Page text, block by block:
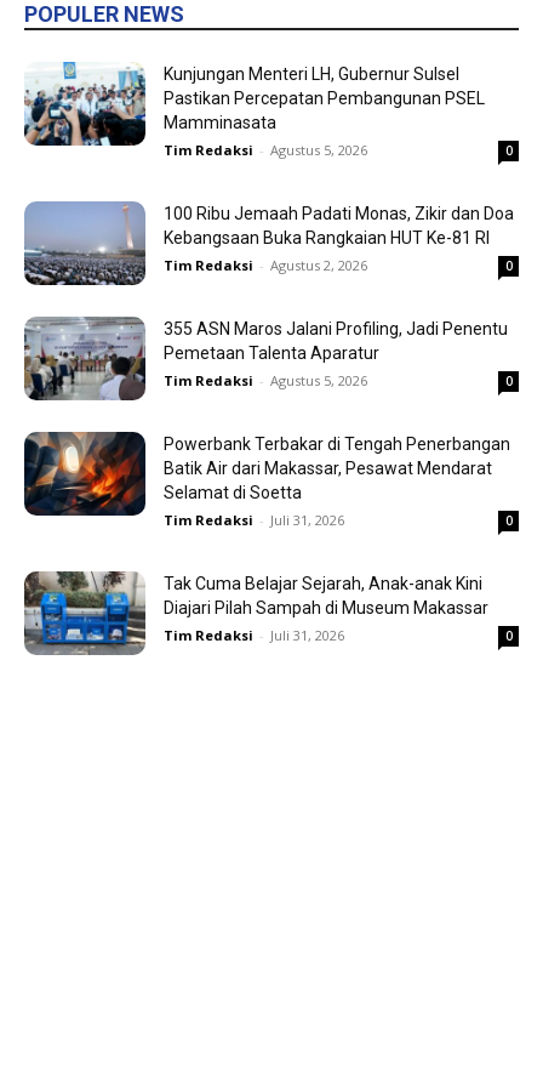
POPULER NEWS
Kunjungan Menteri LH, Gubernur Sulsel
Pastikan Percepatan Pembangunan PSEL
Mamminasata
Tim Redaksi - Agustus 5, 2026 0
100 Ribu Jemaah Padati Monas, Zikir dan Doa
Kebangsaan Buka Rangkaian HUT Ke-81 RI
Tim Redaksi - Agustus 2, 2026 0
355 ASN Maros Jalani Profiling, Jadi Penentu
Pemetaan Talenta Aparatur
Tim Redaksi - Agustus 5, 2026 0
Powerbank Terbakar di Tengah Penerbangan
Batik Air dari Makassar, Pesawat Mendarat
Selamat di Soetta
Tim Redaksi - Juli 31, 2026 0
Tak Cuma Belajar Sejarah, Anak-anak Kini
Diajari Pilah Sampah di Museum Makassar
Tim Redaksi - Juli 31, 2026 0